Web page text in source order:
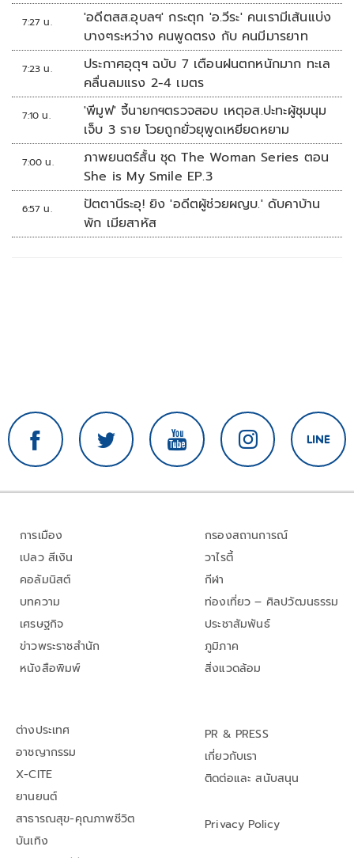
7:27 น.
'อดีตสส.อุบลฯ' กระตุก 'อ.วีระ' คนเรามีเส้นแบ่ง
บางๆระหว่าง คนพูดตรง กับ คนมีมารยาท
7:23 น.
ประกาศอุตุฯ ฉบับ 7 เตือนฝนตกหนักมาก ทะเล
คลื่นลมแรง 2-4 เมตร
7:10 น.
'พีมูฟ' จี้นายกฯตรวจสอบ เหตุอส.ปะทะผู้ชุมนุม
เจ็บ 3 ราย โวยถูกยั่วยุพูดเหยียดหยาม
7:00 น.
ภาพยนตร์สั้น ชุด The Woman Series ตอน
She is My Smile EP.3
6:57 น.
ปัตตานีระอุ! ยิง 'อดีตผู้ช่วยผญบ.' ดับคาบ้าน
พัก เมียสาหัส
การเมือง
เปลว สีเงิน
คอลัมนิสต์
บทความ
เศรษฐกิจ
ข่าวพระราชสำนัก
หนังสือพิมพ์
กรองสถานการณ์
วาไรตี้
กีฬา
ท่องเที่ยว – ศิลปวัฒนธรรม
ประชาสัมพันธ์
ภูมิภาค
สิ่งแวดล้อม
ต่างประเทศ
อาชญากรรม
X-CITE
ยานยนต์
สาธารณสุข-คุณภาพชีวิต
บันเทิง
PR & PRESS
เกี่ยวกับเรา
ติดต่อและ สนับสนุน
Privacy Policy